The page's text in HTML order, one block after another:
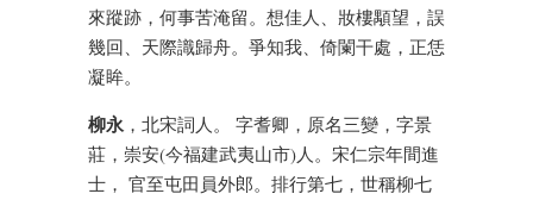
來蹤跡，何事苦淹留。想佳人、妝樓顒望，誤
幾回、天際識歸舟。爭知我、倚闌干處，正恁
凝眸。
柳永，北宋詞人。 字耆卿，原名三變，字景
莊，崇安(今福建武夷山市)人。宋仁宗年間進
士， 官至屯田員外郎。排行第七，世稱柳七